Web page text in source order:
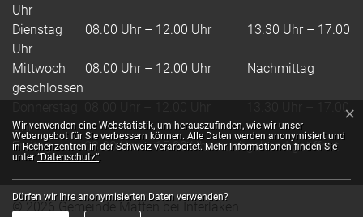
Uhr
Dienstag 08.00 Uhr – 12.00 Uhr 13.30 Uhr – 17.00
Uhr
Mittwoch 08.00 Uhr – 12.00 Uhr Nachmittag
geschlossen
Donnerstag 08.00 Uhr – 12.00 Uhr 13.30 Uhr – 17.00
Uhr
Freitag 08.00 Uhr – 15.00 Uhr durchgehend geöffnet
© 2026 Gemeinde Matten bei Interlaken
Webstatistik
Wir verwenden eine Webstatistik, um herauszufinden, wie wir unser
Webangebot für Sie verbessern können. Alle Daten werden anonymisiert und
in Rechenzentren in der Schweiz verarbeitet. Mehr Informationen finden Sie
unter “Datenschutz“.
Dürfen wir Ihre anonymisierten Daten verwenden?
×